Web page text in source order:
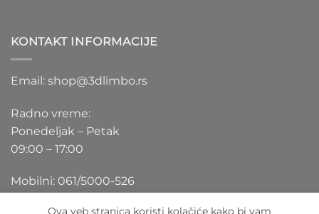
KONTAKT INFORMACIJE
Email: shop@3dlimbo.rs
Radno vreme:
Ponedeljak – Petak
09:00 – 17:00
Mobilni: 061/5000-526
Ova veb stranica koristi kolačiće kako bi vam